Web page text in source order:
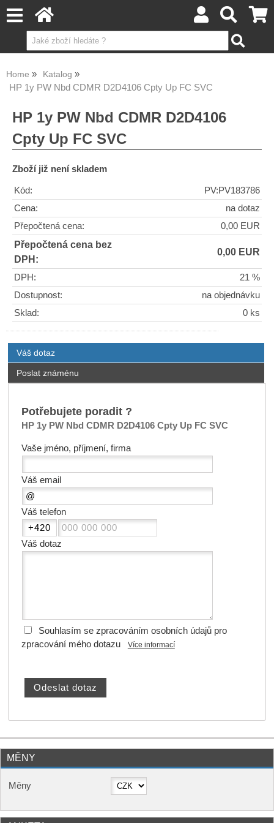
Home Katalog
HP 1y PW Nbd CDMR D2D4106 Cpty Up FC SVC
HP 1y PW Nbd CDMR D2D4106
Cpty Up FC SVC
Zboží již není skladem
Kód:
PV:PV183786
Cena:
na dotaz
Přepočtená cena:
0,00 EUR
Přepočtená cena bez
DPH:
0,00 EUR
DPH:
21 %
Dostupnost:
na objednávku
Sklad:
0 ks
Váš dotaz
Poslat známénu
Potřebujete poradit ?
HP 1y PW Nbd CDMR D2D4106 Cpty Up FC SVC
Vaše jméno, příjmení, firma
Váš email
Váš telefon
Váš dotaz
Souhlasím se zpracováním osobních údajů pro
zpracování mého dotazu
Více informací
MĚNY
Měny